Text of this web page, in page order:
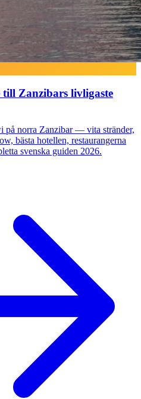
Zanzibars livligaste
på norra Zanzibar — vita stränder,
bästa hotellen, restaurangerna
svenska guiden 2026.